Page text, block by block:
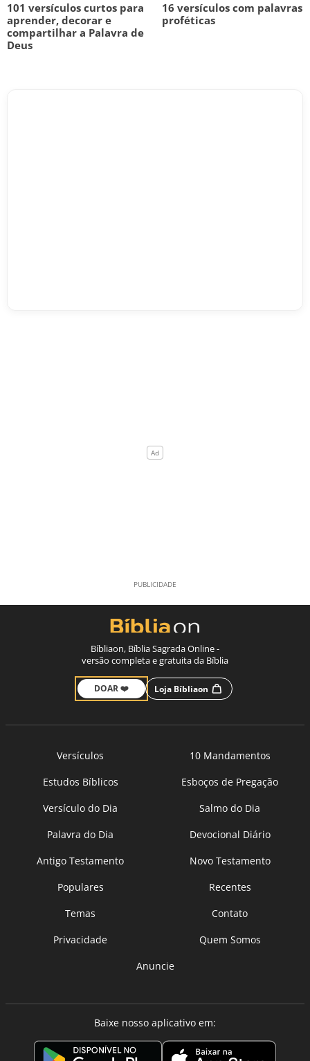
101 versículos curtos para
aprender, decorar e
compartilhar a Palavra de
Deus
16 versículos com palavras
proféticas
Bíbliaon, Bíblia Sagrada Online -
versão completa e gratuita da Bíblia
DOAR ❤️ Loja Bíbliaon
Versículos
10 Mandamentos
Estudos Bíblicos
Esboços de Pregação
Versículo do Dia
Salmo do Dia
Palavra do Dia
Devocional Diário
Antigo Testamento
Novo Testamento
Populares
Recentes
Temas
Contato
Privacidade
Quem Somos
Anuncie
Baixe nosso aplicativo em: